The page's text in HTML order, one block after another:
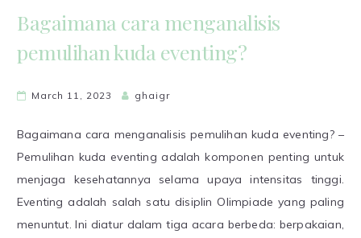
Bagaimana cara menganalisis
pemulihan kuda eventing?
March 11, 2023 ghaigr
Bagaimana cara menganalisis pemulihan kuda eventing? –
Pemulihan kuda eventing adalah komponen penting untuk
menjaga kesehatannya selama upaya intensitas tinggi.
Eventing adalah salah satu disiplin Olimpiade yang paling
menuntut. Ini diatur dalam tiga acara berbeda: berpakaian,